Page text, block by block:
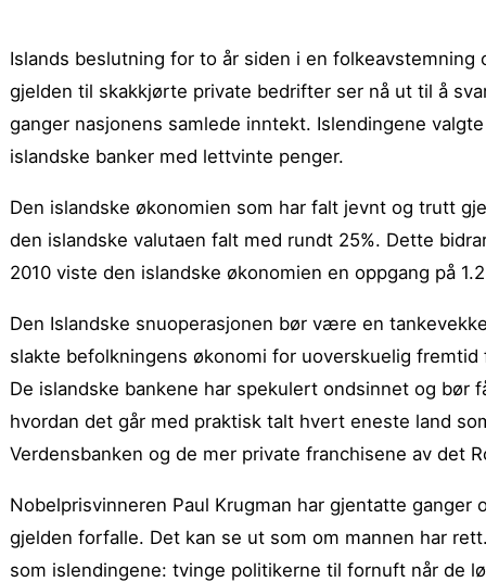
Islands beslutning for to år siden i en
gjelden til skakkjørte private bedrifter ser nå ut til å
ganger nasjonens samlede inntekt. Islendingene
islandske banker med lettvinte penger.
Den islandske økonomien som har falt jevnt og trutt
den islandske valutaen falt med rundt 25%. Dette
2010 viste den islandske økonomien en oppgang på
Den Islandske snuoperasjonen bør være en
slakte befolkningens økonomi for uoverskuelig
De islandske bankene har spekulert ondsinnet og bør
hvordan det går med praktisk talt hvert eneste land
Verdensbanken og de mer private franchisene av det
Nobelprisvinneren Paul Krugman har gjentatte
gjelden forfalle. Det kan se ut som om mannen har
som islendingene: tvinge politikerne til fornuft når de